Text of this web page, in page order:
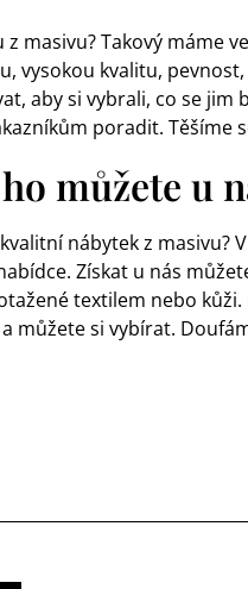
z masivu? Takový máme
vysokou kvalitu,
aby si vybrali, co se jim
poradit. Těšíme
můžete u
nábytek z
Získat u nás
textilem nebo
můžete si vybírat.